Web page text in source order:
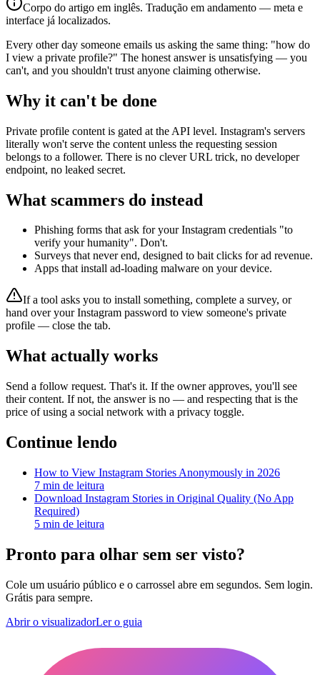
Corpo do artigo em inglês. Tradução em andamento — meta e
interface já localizados.
Every other day someone emails us asking the same thing: "how do
I view a private profile?" The honest answer is unsatisfying — you
can't, and you shouldn't trust anyone claiming otherwise.
Why it can't be done
Private profile content is gated at the API level. Instagram's servers
literally won't serve the content unless the requesting session
belongs to a follower. There is no clever URL trick, no developer
endpoint, no leaked secret.
What scammers do instead
Phishing forms that ask for your Instagram credentials "to
verify your humanity". Don't.
Surveys that never end, designed to bait clicks for ad revenue.
Apps that install ad-loading malware on your device.
If a tool asks you to install something, complete a survey, or
hand over your Instagram password to view someone's private
profile — close the tab.
What actually works
Send a follow request. That's it. If the owner approves, you'll see
their content. If not, the answer is no — and respecting that is the
price of using a social network with a privacy toggle.
Continue lendo
How to View Instagram Stories Anonymously in 2026
7 min de leitura
Download Instagram Stories in Original Quality (No App
Required)
5 min de leitura
Pronto para olhar sem ser visto?
Cole um usuário público e o carrossel abre em segundos. Sem login.
Grátis para sempre.
Abrir o visualizadorLer o guia